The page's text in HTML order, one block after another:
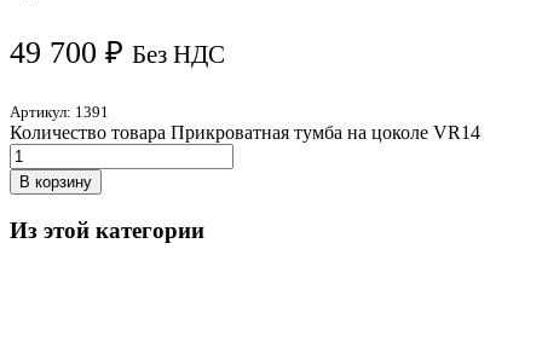
49 700 ₽ Без НДС
Артикул: 1391
Количество товара Прикроватная тумба на цоколе VR14
В корзину
Из этой категории